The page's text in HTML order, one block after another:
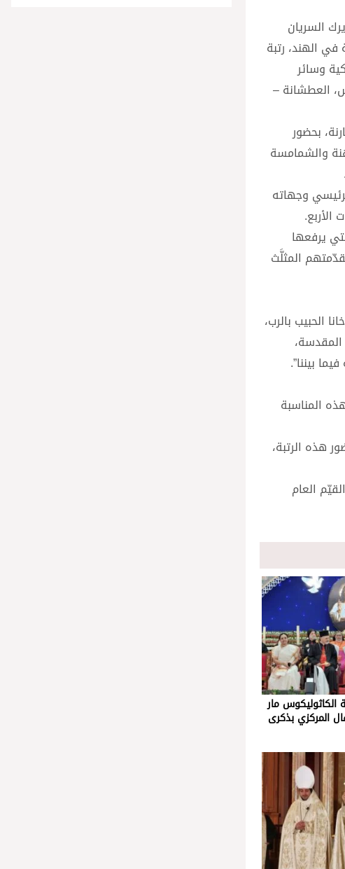
بطريرك السريان
في الهند، رتبة
وسائر
العطشانة –
بحضور
والشمامسة
وجهاته
يرفعها
المثلَّث
الحبيب بالرب،
المقدسة،
بيننا”.
المناسبة
هذه الرتبة،
العام
الكاثوليكوس مار
المركزي بذكرى